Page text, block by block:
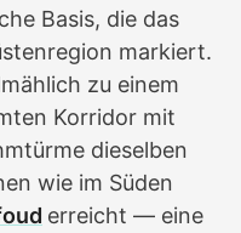
Basis, die das
markiert.
zu einem
Korridor mit
dieselben
wie im Süden
erreicht — eine